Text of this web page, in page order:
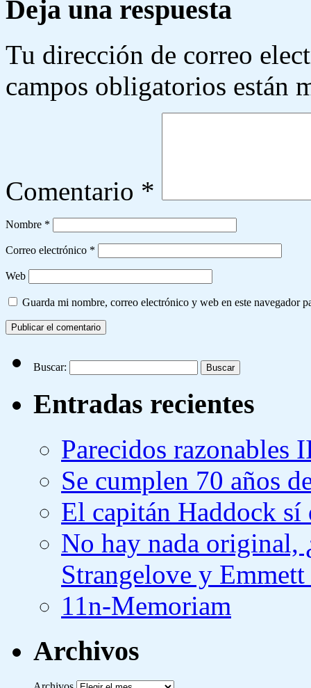
Deja una respuesta
Tu dirección de correo
campos obligatorios están
Comentario *
Nombre *
Correo electrónico *
Web
Guarda mi nombre, correo electrónico y web en este navegador
Buscar:
Entradas recientes
Parecidos razonables
Se cumplen 70 años
El capitán Haddock sí
No hay nada original,
Strangelove y
11n-Memoriam
Archivos